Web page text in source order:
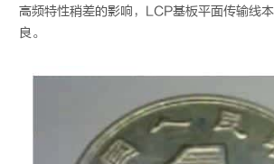
高频特性稍差的影响，LCP基板平面传输线
良。